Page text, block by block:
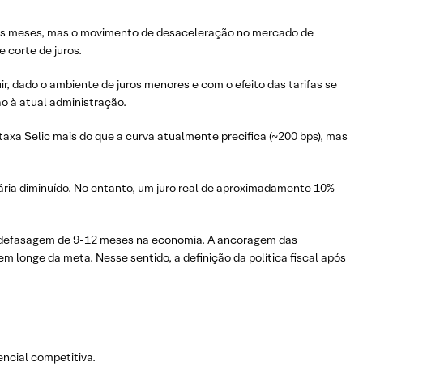
mas o movimento de desaceleração no mercado de
corte de juros.
dado o ambiente de juros menores e com o efeito das tarifas se
à atual administração.
Selic mais do que a curva atualmente precifica (~200 bps), mas
diminuído. No entanto, um juro real de aproximadamente 10%
de 9-12 meses na economia. A ancoragem das
longe da meta. Nesse sentido, a definição da política fiscal após
competitiva.